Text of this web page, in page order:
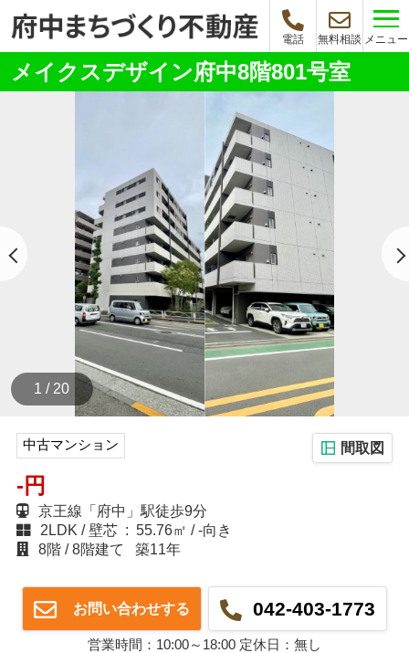
電話 無料相談 メニュー
メイクスデザイン府中8階801号室
1 / 20
中古マンション 間取図
-円
京王線「府中」駅徒歩9分
2LDK
壁芯 : 55.76㎡
-向き
8階
8階建て 築11年
お問い合わせする 042-403-1773
営業時間：10:00～18:00 定休日：無し